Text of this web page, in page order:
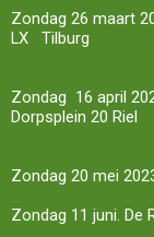
Zondag 26 maart
LX
Zondag 16 april
Zondag 20 mei
Zondag 11 juni.